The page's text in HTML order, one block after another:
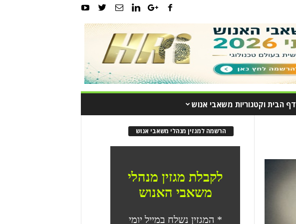
דף הבית וקטגוריות משאבי אנוש
הרשמה למגזין מנהלי משאבי אנוש